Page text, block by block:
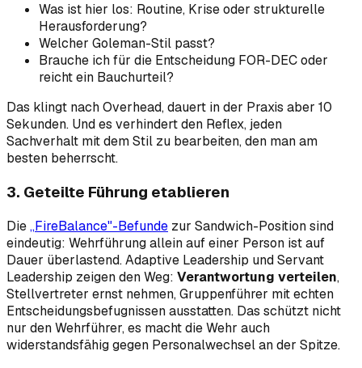
Was ist hier los: Routine, Krise oder strukturelle
Herausforderung?
Welcher Goleman-Stil passt?
Brauche ich für die Entscheidung FOR-DEC oder
reicht ein Bauchurteil?
Das klingt nach Overhead, dauert in der Praxis aber 10
Sekunden. Und es verhindert den Reflex, jeden
Sachverhalt mit dem Stil zu bearbeiten, den man am
besten beherrscht.
3. Geteilte Führung etablieren
Die„FireBalance"-Befunde zur Sandwich-Position sind
eindeutig: Wehrführung allein auf einer Person ist auf
Dauer überlastend. Adaptive Leadership und Servant
Leadership zeigen den Weg: Verantwortung verteilen,
Stellvertreter ernst nehmen, Gruppenführer mit echten
Entscheidungsbefugnissen ausstatten. Das schützt nicht
nur den Wehrführer, es macht die Wehr auch
widerstandsfähig gegen Personalwechsel an der Spitze.